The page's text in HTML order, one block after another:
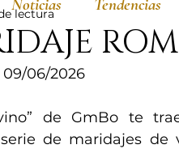
lectura
09/06/2026
de GmBo te
de maridajes de
Noticias Tendencias